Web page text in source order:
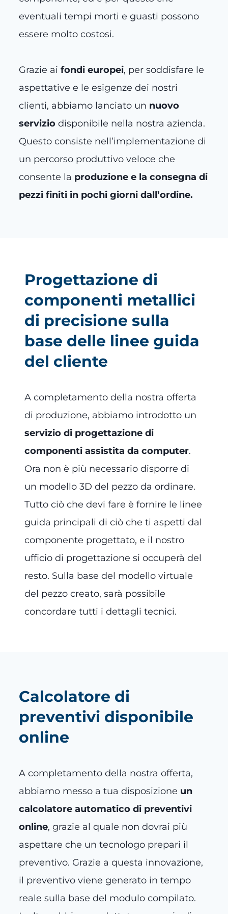
eventuali tempi morti e guasti possono
essere molto costosi.
Grazie ai fondi europei, per soddisfare le
aspettative e le esigenze dei nostri
clienti, abbiamo lanciato un nuovo
servizio disponibile nella nostra azienda.
Questo consiste nell’implementazione di
un percorso produttivo veloce che
consente la produzione e la consegna di
pezzi finiti in pochi giorni dall’ordine.
Progettazione di
componenti metallici
di precisione sulla
base delle linee guida
del cliente
A completamento della nostra offerta
di produzione, abbiamo introdotto un
servizio di progettazione di
componenti assistita da computer.
Ora non è più necessario disporre di
un modello 3D del pezzo da ordinare.
Tutto ciò che devi fare è fornire le linee
guida principali di ciò che ti aspetti dal
componente progettato, e il nostro
ufficio di progettazione si occuperà del
resto. Sulla base del modello virtuale
del pezzo creato, sarà possibile
concordare tutti i dettagli tecnici.
Calcolatore di
preventivi disponibile
online
A completamento della nostra offerta,
abbiamo messo a tua disposizione un
calcolatore automatico di preventivi
online, grazie al quale non dovrai più
aspettare che un tecnologo prepari il
preventivo. Grazie a questa innovazione,
il preventivo viene generato in tempo
reale sulla base del modulo compilato.